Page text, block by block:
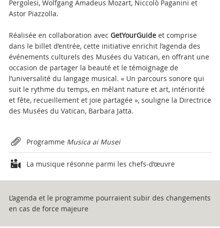
Pergolesi, Wolfgang Amadeus Mozart, Niccolò Paganini et
Astor Piazzolla.
Réalisée en collaboration avec GetYourGuide et comprise
dans le billet d’entrée, cette initiative enrichit l’agenda des
événements culturels des Musées du Vatican, en offrant une
occasion de partager la beauté et le témoignage de
l’universalité du langage musical. « Un parcours sonore qui
suit le rythme du temps, en mêlant nature et art, intériorité
et fête, recueillement et joie partagée », souligne la Directrice
des Musées du Vatican, Barbara Jatta.
Attachments
Programme Musica ai Musei
La musique résonne parmi les chefs-d’œuvre
L’agenda et le programme pourraient subir des changements
en cas de force majeure